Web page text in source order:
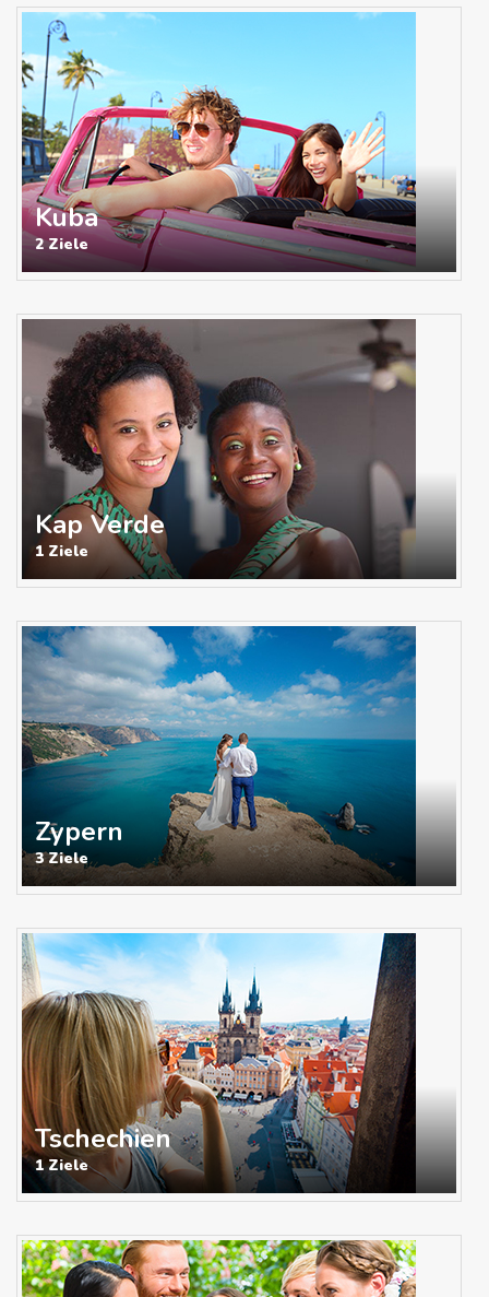
Kuba
2 Ziele
Kap Verde
1 Ziele
Zypern
3 Ziele
Tschechien
1 Ziele